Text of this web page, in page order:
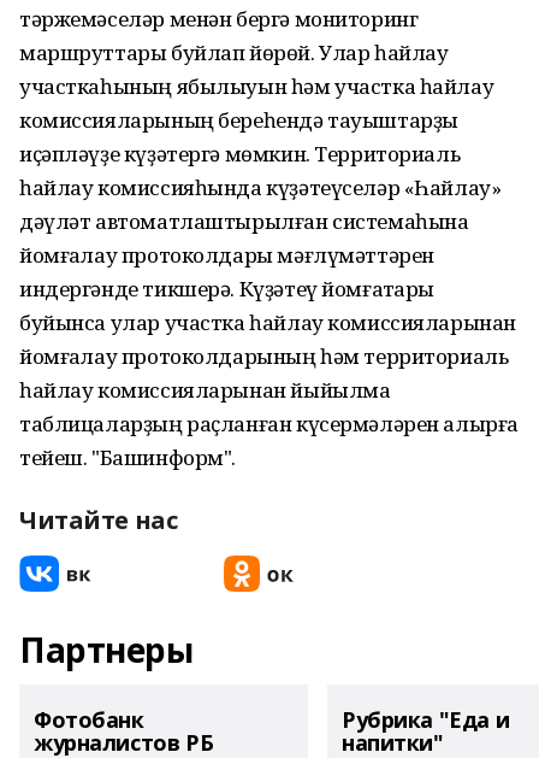
тәржемәселәр менән бергә мониторинг
маршруттары буйлап йөрөй. Улар һайлау
участкаһының ябылыуын һәм участка һайлау
комиссияларының береһендә тауыштарҙы
иҫәпләүҙе күҙәтергә мөмкин. Территориаль
һайлау комиссияһында күҙәтеүселәр «Һайлау»
дәүләт автоматлаштырылған системаһына
йомғаҡлау протоколдары мәғлүмәттәрен
индергәнде тикшерә. Күҙәтеү йомғаҡтары
буйынса улар участка һайлау комиссияларынан
йомғаҡлау протоколдарының һәм территориаль
һайлау комиссияларынан йыйылма
таблицаларҙың раҫланған күсермәләрен алырға
тейеш. "Башинформ".
Читайте нас
Партнеры
Фотобанк
журналистов РБ
Рубрика "Еда и
напитки"